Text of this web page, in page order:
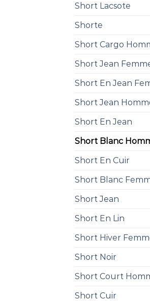
Short Lacsote
Shorte
Short Cargo
Short Jean
Short En Jean
Short Jean
Short En Jean
Short Blanc
Short En Cuir
Short Blanc
Short Jean
Short En Lin
Short Hiver
Short Noir
Short Court
Short Cuir